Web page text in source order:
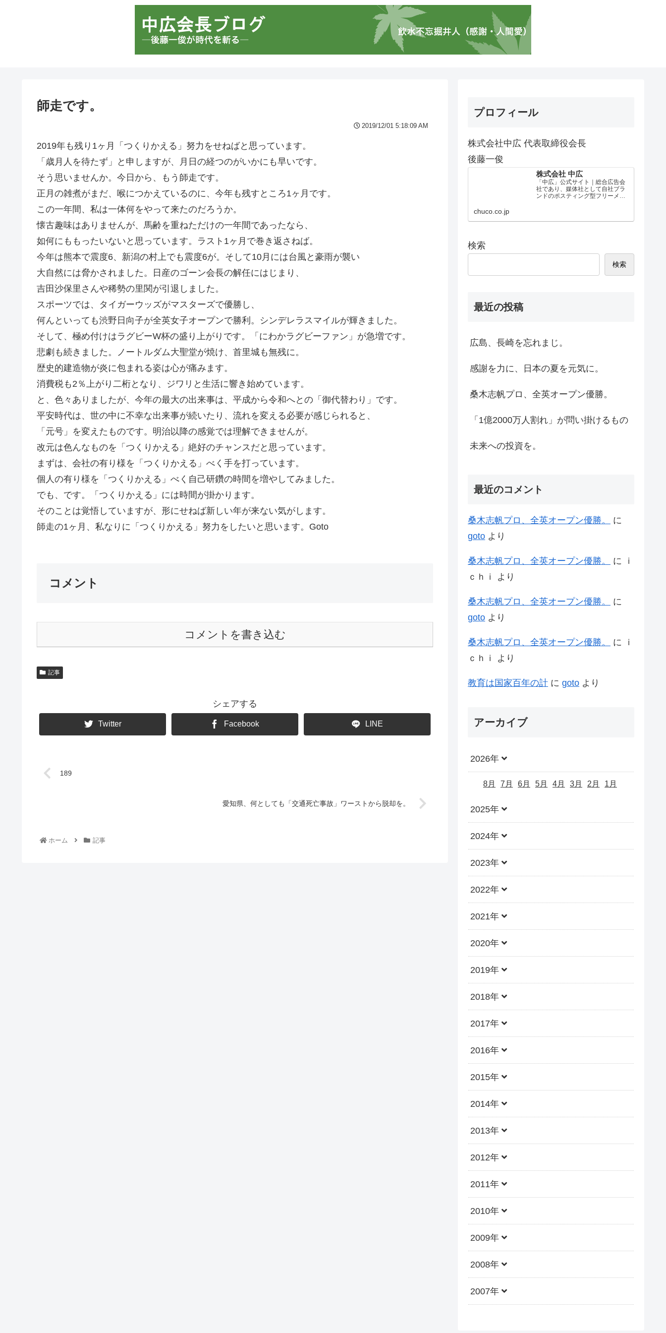
師走です。
2019/12/01 5:18:09 AM
2019年も残り1ヶ月「つくりかえる」努力をせねばと思っています。
「歳月人を待たず」と申しますが、月日の経つのがいかにも早いです。
そう思いませんか。今日から、もう師走です。
正月の雑煮がまだ、喉につかえているのに、今年も残すところ1ヶ月です。
この一年間、私は一体何をやって来たのだろうか。
懐古趣味はありませんが、馬齢を重ねただけの一年間であったなら、
如何にももったいないと思っています。ラスト1ヶ月で巻き返さねば。
今年は熊本で震度6、新潟の村上でも震度6が。そして10月には台風と豪雨が襲い
大自然には脅かされました。日産のゴーン会長の解任にはじまり、
吉田沙保里さんや稀勢の里関が引退しました。
スポーツでは、タイガーウッズがマスターズで優勝し、
何んといっても渋野日向子が全英女子オープンで勝利。シンデレラスマイルが輝きました。
そして、極め付けはラグビーW杯の盛り上がりです。「にわかラグビーファン」が急増です。
悲劇も続きました。ノートルダム大聖堂が焼け、首里城も無残に。
歴史的建造物が炎に包まれる姿は心が痛みます。
消費税も2％上がり二桁となり、ジワリと生活に響き始めています。
と、色々ありましたが、今年の最大の出来事は、平成から令和へとの「御代替わり」です。
平安時代は、世の中に不幸な出来事が続いたり、流れを変える必要が感じられると、
「元号」を変えたものです。明治以降の感覚では理解できませんが。
改元は色んなものを「つくりかえる」絶好のチャンスだと思っています。
まずは、会社の有り様を「つくりかえる」べく手を打っています。
個人の有り様を「つくりかえる」べく自己研鑽の時間を増やしてみました。
でも、です。「つくりかえる」には時間が掛かります。
そのことは覚悟していますが、形にせねば新しい年が来ない気がします。
師走の1ヶ月、私なりに「つくりかえる」努力をしたいと思います。Goto
コメント
コメントを書き込む
記事
シェアする
Twitter Facebook LINE
189
愛知県、何としても「交通死亡事故」ワーストから脱却を。
ホーム 記事
プロフィール
株式会社中広 代表取締役会長
後藤一俊
株式会社 中広
「中広」公式サイト｜総合広告会
社であり、媒体社として自社ブラ
ンドのポスティング型フリーメデ
chuco.co.jp
検索
検索
最近の投稿
広島、長崎を忘れまじ。
感謝を力に、日本の夏を元気に。
桑木志帆プロ、全英オープン優勝。
「1億2000万人割れ」が問い掛けるもの
未来への投資を。
最近のコメント
桑木志帆プロ、全英オープン優勝。
に
goto より
桑木志帆プロ、全英オープン優勝。 に
ｉ
ｃｈｉ
より
桑木志帆プロ、全英オープン優勝。
に
goto より
桑木志帆プロ、全英オープン優勝。 に
ｉ
ｃｈｉ
より
教育は国家百年の計 に goto より
アーカイブ
2026年
8月 7月 6月 5月 4月 3月 2月 1月
2025年
2024年
2023年
2022年
2021年
2020年
2019年
2018年
2017年
2016年
2015年
2014年
2013年
2012年
2011年
2010年
2009年
2008年
2007年